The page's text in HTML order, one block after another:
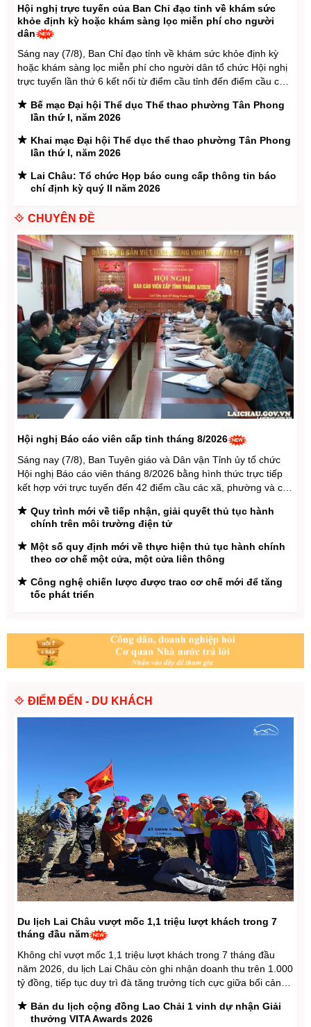
Hội nghị trực tuyến của Ban Chỉ đạo tỉnh về khám sức
khỏe định kỳ hoặc khám sàng lọc miễn phí cho người
dân
Sáng nay (7/8), Ban Chỉ đạo tỉnh về khám sức khỏe định kỳ
hoặc khám sàng lọc miễn phí cho người dân tổ chức Hội nghị
trực tuyến lần thứ 6 kết nối từ điểm cầu tỉnh đến điểm cầu các
Thanh - ...
Bế mạc Đại hội Thể dục Thể thao phường Tân Phong
lần thứ I, năm 2026
Khai mạc Đại hội Thể dục thể thao phường Tân Phong
lần thứ I, năm 2026
Lai Châu: Tổ chức Họp báo cung cấp thông tin báo
chí định kỳ quý II năm 2026
Khai mạc Huấn luyện tự vệ cụm 3 năm 2026
Họp Hội đồng thẩm định báo cáo đánh giá tác động
môi trường Dự án Thủy điện Là Pơ
Lai Châu quy tập 47 hài cốt liệt sĩ hy sinh trong trận
đánh năm 1951
Trưởng Ban Tổ chức Tỉnh ủy Lê Thị Hường thăm hỏi,
tặng quà nhân dịp 79 năm Ngày Thương binh - Liệt sĩ
tại xã Lê Lợi và xã Nậm Hàng
Đoàn công tác Tỉnh ủy thăm, tặng quà các gia đình
chính sách tại xã Bum Nưa và Bum Tở
Hội nghị Báo cáo viên cấp tỉnh tháng 7/2026
Xã Lê Lợi hoàn thành Diễn tập tác chiến trong khu
Khai thác “Vẻ đẹp đất và người Lai Châu” tại Trại sáng
tác Mỹ thuật
CHUYÊN ĐỀ
Hội nghị Báo cáo viên cấp tỉnh tháng 8/2026
Sáng nay (7/8), Ban Tuyên giáo và Dân vận Tỉnh ủy tổ chức
Hội nghị Báo cáo viên tháng 8/2026 bằng hình thức trực tiếp
kết hợp với trực tuyến đến 42 điểm cầu các xã, phường và các
Trưởng ...
Quy trình mới về tiếp nhận, giải quyết thủ tục hành
chính trên môi trường điện tử
Một số quy định mới về thực hiện thủ tục hành chính
theo cơ chế một cửa, một cửa liên thông
Công nghệ chiến lược được trao cơ chế mới để tăng
tốc phát triển
Từ 01/9/2026, trẻ dưới 6 tuổi được làm thẻ căn cước
ngay trong quy trình khai sinh liên thông
giản biên chế; có chính sách ưu đãi về tiền lương,
Công tác biên giới, lãnh thổ: Cần nâng cao năng lực
Lai Châu: 64 mô hình, sáng kiến và sản phẩm ứng
dụng công nghệ số được đăng ký, phê duyệt và cấp
phép thử nghiệm có kiểm soát
Hội đàm lần thứ hai về xây dựng cầu đường bộ đa
công năng
Kiến tạo không gian phát triển mới, mở rộng dư địa
tăng trưởng cho Việt Nam
Lai Châu: Giao ban báo chí quý II, triển khai nhiệm vụ
trọng tâm quý III năm 2026
ĐIỂM ĐẾN - DU KHÁCH
Du lịch Lai Châu vượt mốc 1,1 triệu lượt khách trong 7
tháng đầu năm
Không chỉ vượt mốc 1,1 triệu lượt khách trong 7 tháng đầu
năm 2026, du lịch Lai Châu còn ghi nhận doanh thu trên 1.000
tỷ đồng, tiếp tục duy trì đà tăng trưởng tích cực giữa bối cảnh
hiệu ...
Bản du lịch cộng đồng Lao Chải 1 vinh dự nhận Giải
thưởng VITA Awards 2026